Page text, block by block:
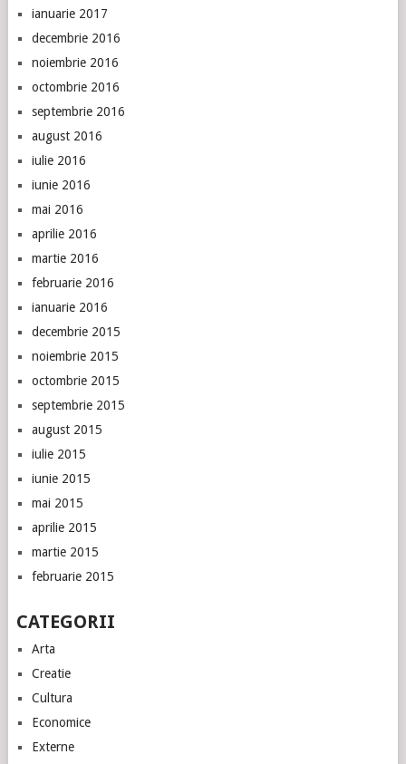
ianuarie 2017
decembrie 2016
noiembrie 2016
octombrie 2016
septembrie 2016
august 2016
iulie 2016
iunie 2016
mai 2016
aprilie 2016
martie 2016
februarie 2016
ianuarie 2016
decembrie 2015
noiembrie 2015
octombrie 2015
septembrie 2015
august 2015
iulie 2015
iunie 2015
mai 2015
aprilie 2015
martie 2015
februarie 2015
CATEGORII
Arta
Creatie
Cultura
Economice
Externe